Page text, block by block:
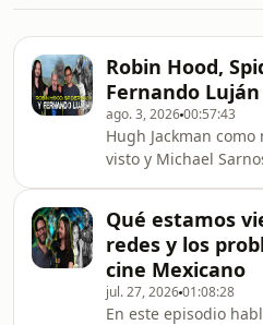
Robin Hood,
Fernando Luján
ago. 3, 202600:57:43
Hugh Jackman
visto y Michael
of Robin Hood, de
New Day, la mejor
en años y jugamos 7
Fernando Luján.
Qué estamos
redes y los
cine Mexicano
jul. 27, 202601:08:28
En este episodio